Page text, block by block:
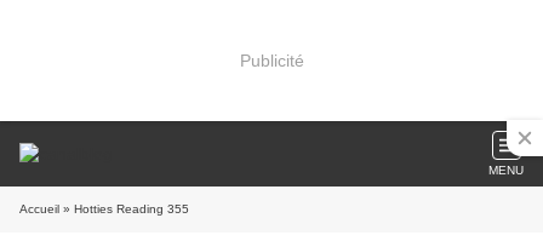
Publicité
MENU
Accueil » Hotties Reading 355